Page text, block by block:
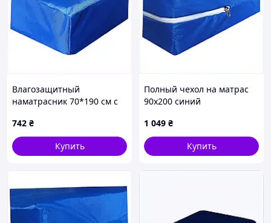
Влагозащитный
наматрасник 70*190 см с
M78C23694E
742 ₴
Купить
Полный чехол на матрас
90х200 синий
7823P54E8
1 049 ₴
Купить